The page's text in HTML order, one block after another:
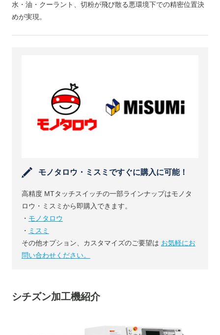
水・油・クーラント、切粉が飛び散る悪環境下での精密位置決
めが実現。
モノタロウ・ミスミですぐに購入に可能！
高精度 MTタッチスイッチの一部ラインナップはモノタ
ロウ・ミスミから即購入できます。
・ モノタロウ
・ ミスミ
その他オプション、カスタマイズのご要望は お気軽にお
問い合わせください。
シチズン加工機紹介